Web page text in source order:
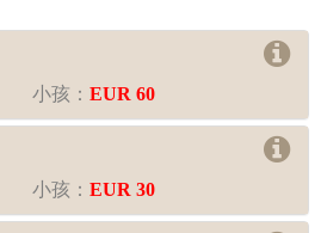
小孩： EUR 60
小孩： EUR 30